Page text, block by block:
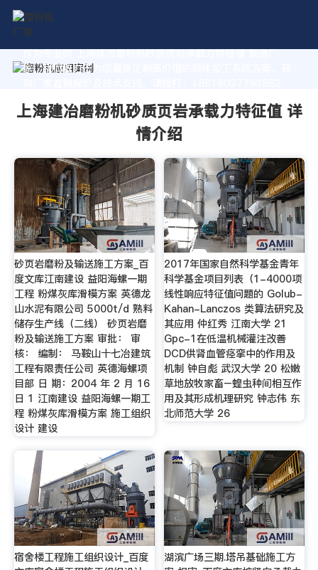
作为专业的 上海建冶磨粉机砂质页岩承载力特征值 制造厂
家，我们致力于为您量身定制高价值的粉体加工系统方案。获
上海建冶磨粉机砂质页岩承载力特征值 详
情介绍
砂页岩磨粉及输送施工方案_百
度文库江南建设 益阳海螺一期
工程 粉煤灰库滑模方案 英德龙
山水泥有限公司 5000t/d 熟料
储存生产线（二线） 砂页岩磨
粉及输送施工方案 审批： 审
核： 编制： 马鞍山十七冶建筑
工程有限责任公司 英德海螺项
目部 日 期：2004 年 2 月 16
日 1 江南建设 益阳海螺一期工
程 粉煤灰库滑模方案 施工组织
设计 建设
2017年国家自然科学基金青年
科学基金项目列表（1-4000项
线性响应特征值问题的 Golub-
Kahan-Lanczos 类算法研究及
其应用 仲红秀 江南大学 21
Gpc-1在低温机械灌注改善
DCD供肾血管痉挛中的作用及
机制 钟自彪 武汉大学 20 松嫩
草地放牧家畜–蝗虫种间相互作
用及其形成机理研究 钟志伟 东
北师范大学 26
宿舍楼工程施工组织设计_百度
湖滨广场三期.塔吊基础施工方